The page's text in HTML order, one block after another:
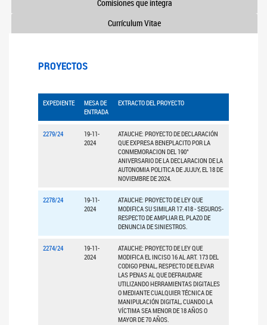
Comisiones que integra
Currículum Vitae
PROYECTOS
EXPEDIENTE
MESA DE
ENTRADA
EXTRACTO DEL PROYECTO
2279/24
19-11-
2024
ATAUCHE: PROYECTO DE DECLARACIÓN
QUE EXPRESA BENEPLACITO POR LA
CONMEMORACION DEL 190°
ANIVERSARIO DE LA DECLARACION DE LA
AUTONOMIA POLITICA DE JUJUY, EL 18 DE
NOVIEMBRE DE 2024.
2278/24
19-11-
2024
ATAUCHE: PROYECTO DE LEY QUE
MODIFICA SU SIMILAR 17.418 - SEGUROS-
RESPECTO DE AMPLIAR EL PLAZO DE
DENUNCIA DE SINIESTROS.
2274/24
19-11-
2024
ATAUCHE: PROYECTO DE LEY QUE
MODIFICA EL INCISO 16 AL ART. 173 DEL
CODIGO PENAL, RESPECTO DE ELEVAR
LAS PENAS AL QUE DEFRAUDARE
UTILIZANDO HERRAMIENTAS DIGITALES
O MEDIANTE CUALQUIER TÉCNICA DE
MANIPULACIÓN DIGITAL, CUANDO LA
VÍCTIMA SEA MENOR DE 18 AÑOS O
MAYOR DE 70 AÑOS.